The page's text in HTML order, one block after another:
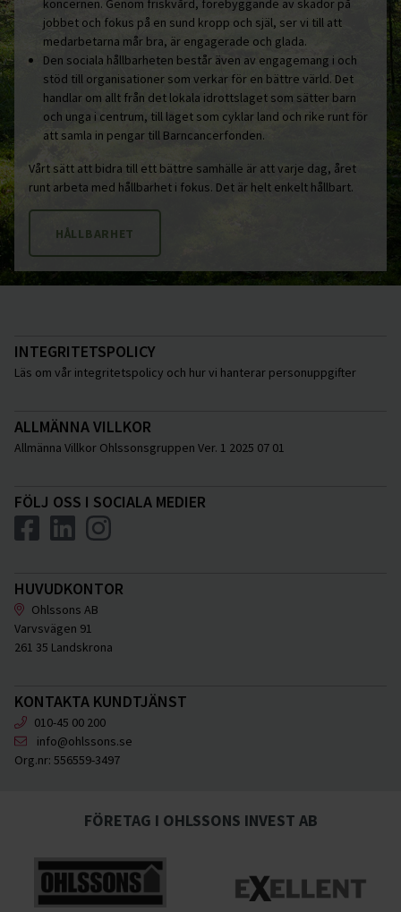
koncernen. Genom friskvård, förebyggande av skador på
jobbet och fokus på en sund kropp och själ, ser vi till att
medarbetarna mår bra, är engagerade och glada.
Den sociala hållbarheten består även av engagemang i och
stöd till organisationer som verkar för en bättre värld. Det
handlar om allt från det lokala idrottslaget som sätter barn
och unga i centrum, till laget som cyklar land och rike runt för
att samla in pengar till Barncancerfonden.
Vårt sätt att bidra till ett bättre samhälle är att varje dag, året
runt arbeta med hållbarhet i fokus. Det är helt enkelt hållbart.
HÅLLBARHET
INTEGRITETSPOLICY
Läs om vår integritetspolicy och hur vi hanterar personuppgifter
ALLMÄNNA VILLKOR
Allmänna Villkor Ohlssonsgruppen Ver. 1 2025 07 01
FÖLJ OSS I SOCIALA MEDIER
HUVUDKONTOR
Ohlssons AB
Varvsvägen 91
261 35 Landskrona
KONTAKTA KUNDTJÄNST
010-45 00 200
info@ohlssons.se
Org.nr: 556559-3497
FÖRETAG I OHLSSONS INVEST AB